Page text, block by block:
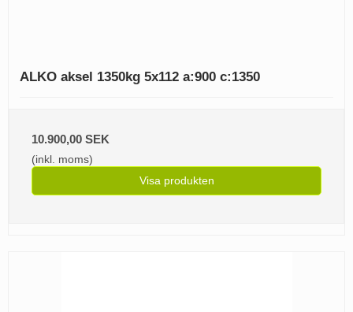
ALKO aksel 1350kg 5x112 a:900 c:1350
10.900,00 SEK
(inkl. moms)
Visa produkten